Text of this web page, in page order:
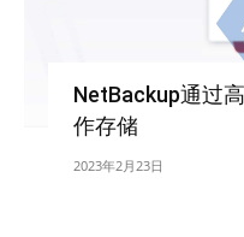
NetBackup通过
作存储
2023年2月23日